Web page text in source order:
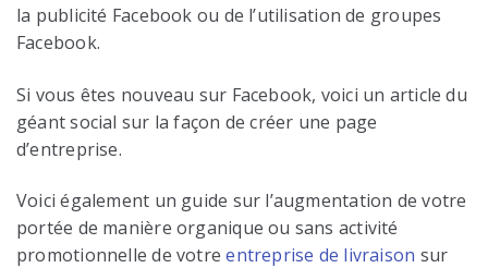
la publicité Facebook ou de l’utilisation de groupes
Facebook.
Si vous êtes nouveau sur Facebook, voici un article du
géant social sur la façon de créer une page
d’entreprise.
Voici également un guide sur l’augmentation de votre
portée de manière organique ou sans activité
promotionnelle de votreentreprise de livraison sur